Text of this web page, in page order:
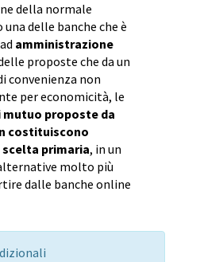
della normale
delle banche che è
amministrazione
proposte che da un
convenienza non
per economicità, le
proposte da
costituiscono
primaria, in un
molto più
dalle banche online